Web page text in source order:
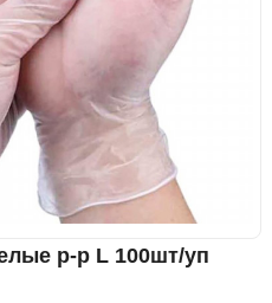
р-р L 100шт/уп